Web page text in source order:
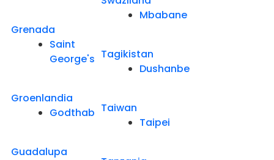
Grenada
Saint
George's
Groenlandia
Godthab
Guadalupa
Mbabane
Tagikistan
Dushanbe
Taiwan
Taipei